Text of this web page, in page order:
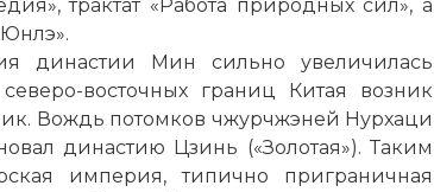
трактат «Работа природных сил», а
династии Мин сильно увеличилась
восточных границ Китая возник
Вождь потомков чжурчжэней Нурхаци
династию Цзинь («Золотая»). Таким
империя, типично приграничная